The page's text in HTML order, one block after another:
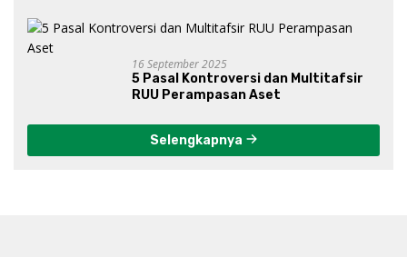
16 September 2025
5 Pasal Kontroversi dan Multitafsir
RUU Perampasan Aset
Selengkapnya